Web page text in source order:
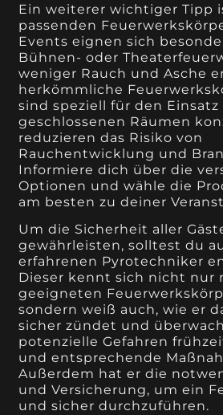
Ein weiterer wichtiger Tipp
passenden
Events eignen sich
Bühnen- oder
weniger Rauch und Asche
herkömmliche
sind speziell für den Einsatz
geschlossenen Räumen
reduzieren das Risiko von
Rauchentwicklung und
Informiere dich über die
Optionen und wähle die
am besten zu deiner
Um die Sicherheit aller
gewährleisten, solltest du
erfahrenen Pyrotechniker
Dieser kennt sich nicht nur
geeigneten
sondern weiß auch, wie er
sicher zündet und
potenzielle Gefahren
und entsprechende
Außerdem hat er die
und Versicherung, um ein
und sicher durchzuführen.